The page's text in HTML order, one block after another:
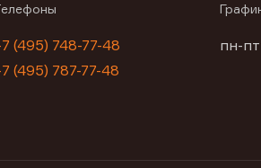
(495) 748-77-48
(495) 787-77-48
пн-